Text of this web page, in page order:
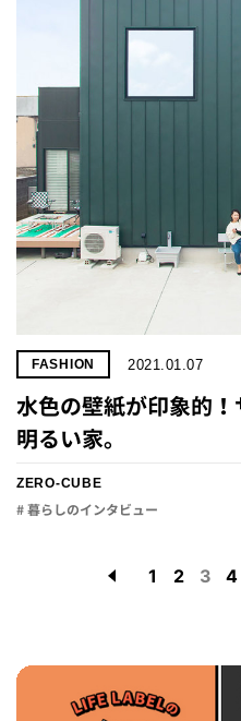
FASHION 2021.01.07
水色の壁紙が印象的
明るい家。
ZERO-CUBE
# 暮らしのインタビュー
1 2 3 4